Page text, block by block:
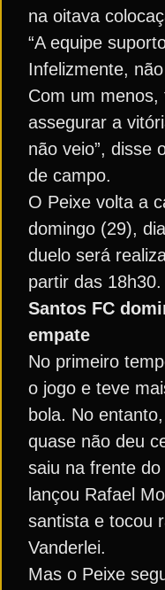
na oitava
“A equipe
Infelizmente,
Com um
assegurar a
não veio”, disse
de campo.
O Peixe volta a
domingo (29),
duelo será
partir das 18h30.
Santos FC
empate
No primeiro
o jogo e teve
bola. No
quase não deu
saiu na frente
lançou Rafael
santista e tocou
Vanderlei.
Mas o Peixe